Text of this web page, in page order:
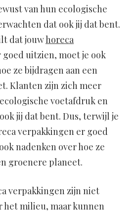
van hun ecologische
dat ook jij dat bent.
dat jouwhoreca
goed uitzien, moet je ook
ze bijdragen aan een
Klanten zijn zich meer
voetafdruk en
jij dat bent. Dus, terwijl je
verpakkingen er goed
nadenken over hoe ze
groenere planeet.
verpakkingen zijn niet
het milieu, maar kunnen